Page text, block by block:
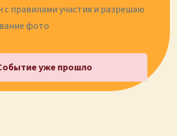
с правилами участия и разрешаю
фото
уже прошло